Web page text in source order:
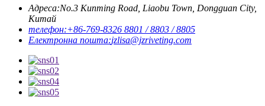
Адреса:No.3 Kunming Road, Liaobu Town, Dongguan City,
Китай
телефон:+86-769-8326 8801 / 8803 / 8805
Електронна пошта:jzlisa@jzriveting.com